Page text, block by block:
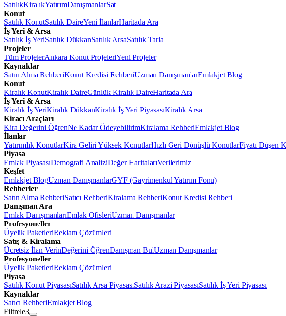
SatılıkKiralıkYatırımDanışmanlarSat
Konut
Satılık KonutSatılık DaireYeni İlanlarHaritada Ara
İş Yeri & Arsa
Satılık İş YeriSatılık DükkanSatılık ArsaSatılık Tarla
Projeler
Tüm ProjelerAnkara Konut ProjeleriYeni Projeler
Kaynaklar
Satın Alma RehberiKonut Kredisi RehberiUzman DanışmanlarEmlakjet Blog
Konut
Kiralık KonutKiralık DaireGünlük Kiralık DaireHaritada Ara
İş Yeri & Arsa
Kiralık İş YeriKiralık DükkanKiralık İş Yeri PiyasasıKiralık Arsa
Kiracı Araçları
Kira Değerini ÖğrenNe Kadar ÖdeyebilirimKiralama RehberiEmlakjet Blog
İlanlar
Yatırımlık KonutlarKira Geliri Yüksek KonutlarHızlı Geri Dönüşlü KonutlarFiyatı Düşen
Piyasa
Emlak PiyasasıDemografi AnaliziDeğer HaritalarıVerilerimiz
Keşfet
Emlakjet BlogUzman DanışmanlarGYF (Gayrimenkul Yatırım Fonu)
Rehberler
Satın Alma RehberiSatıcı RehberiKiralama RehberiKonut Kredisi Rehberi
Danışman Ara
Emlak DanışmanlarıEmlak OfisleriUzman Danışmanlar
Profesyoneller
Üyelik PaketleriReklam Çözümleri
Satış & Kiralama
Ücretsiz İlan VerinDeğerini ÖğrenDanışman BulUzman Danışmanlar
Profesyoneller
Üyelik PaketleriReklam Çözümleri
Piyasa
Satılık Konut PiyasasıSatılık Arsa PiyasasıSatılık Arazi PiyasasıSatılık İş Yeri Piyasası
Kaynaklar
Satıcı RehberiEmlakjet Blog
Filtrele3